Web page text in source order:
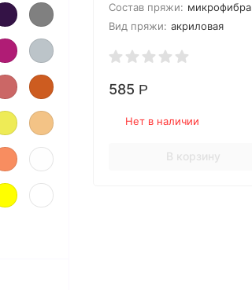
Состав пряжи: микрофибра
Вид пряжи: акриловая
585 Р
Нет в наличии
В корзину